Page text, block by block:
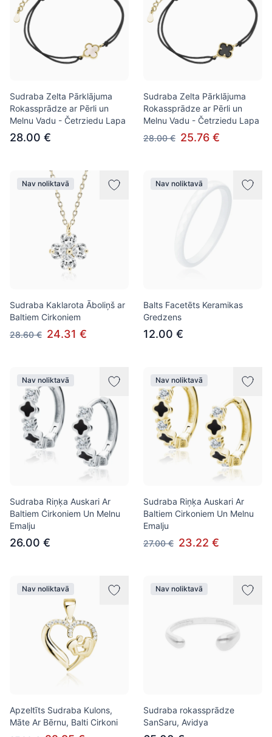
Sudraba Zelta Pārklājuma
Rokassprādze ar Pērli un
Melnu Vadu - Četrziedu Lapa
28.00 €
Sudraba Zelta Pārklājuma
Rokassprādze ar Pērli un
Melnu Vadu - Četrziedu Lapa
28.00 € 25.76 €
Nav noliktavā
Sudraba Kaklarota Āboliņš ar
Baltiem Cirkoniem
28.60 € 24.31 €
Nav noliktavā
Balts Facetēts Keramikas
Gredzens
12.00 €
Nav noliktavā
Sudraba Riņķa Auskari Ar
Baltiem Cirkoniem Un Melnu
Emalju
26.00 €
Nav noliktavā
Sudraba Riņķa Auskari Ar
Baltiem Cirkoniem Un Melnu
Emalju
27.00 € 23.22 €
Nav noliktavā
Apzeltīts Sudraba Kulons,
Māte Ar Bērnu, Balti Cirkoni
Nav noliktavā
Sudraba rokassprādze
SanSaru, Avidya